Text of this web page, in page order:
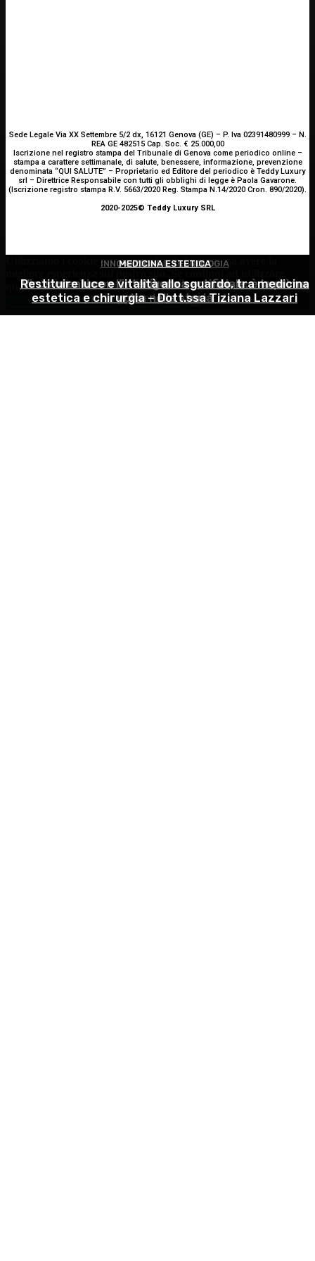
GINECOLOGIA
Salute sessuale femminile: cosa sapere per
proteggere la propria salute
INNOVAZIONE E TECNOLOGIA
Virus creati con l’intelligenza artificiale: è la prima
volta nella storia
MEDICINA ESTETICA
Restituire luce e vitalità allo sguardo, tra medicina
estetica e chirurgia – Dott.ssa Tiziana Lazzari
Sede Legale Via XX Settembre 5/2 dx, 16121 Genova (GE) – P. Iva 02391480999 – N.
REA GE 482515 Cap. Soc. € 25.000,00
Iscrizione nel registro stampa del Tribunale di Genova come periodico online –
stampa a carattere settimanale, di salute, benessere, informazione, prevenzione
denominata “QUI SALUTE” – Proprietario ed Editore del periodico è Teddy Luxury
srl – Direttrice Responsabile con tutti gli obblighi di legge è Paola Gavarone.
(Iscrizione registro stampa R.V. 5663/2020 Reg. Stampa N.14/2020 Cron. 890/2020).
2020-2025© Teddy Luxury SRL
Utilizziamo i cookie per essere sicuri che tu possa avere la
questo sito noi constatiamo che tu ne sia felice. Accetto
Continua senza accettare
Privacy policy